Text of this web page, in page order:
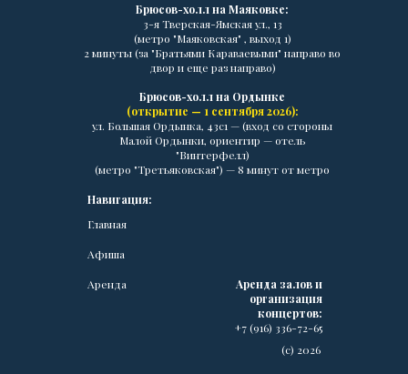
Главная
Афиша
Аренда
Навигация:
(с) 2026
Брюсов-холл на Маяковке:
3-я Тверская-Ямская ул., 13
(метро "Маяковская" , выход 1)
2 минуты (за "Братьями Караваевыми" направо во
двор и еще раз направо)
Брюсов-холл на Ордынке
(открытие — 1 сентября 2026):
ул. Большая Ордынка, 43с1 — (вход со стороны
Малой Ордынки, ориентир — отель
"Винтерфелл)
(метро "Третьяковская") — 8 минут от метро
Аренда залов и
организация
концертов:
+7 (916) 336-72-65